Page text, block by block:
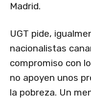
Madrid.
UGT pide,
nacionalistas
compromiso con
no apoyen unos
la pobreza. Un